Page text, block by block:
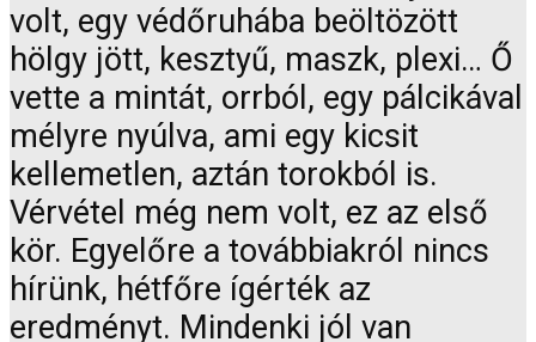
volt, egy védőruhába beöltözött
hölgy jött, kesztyű, maszk, plexi… Ő
vette a mintát, orrból, egy pálcikával
mélyre nyúlva, ami egy kicsit
kellemetlen, aztán torokból is.
Vérvétel még nem volt, ez az első
kör. Egyelőre a továbbiakról nincs
hírünk, hétfőre ígérték az
eredményt. Mindenki jól van